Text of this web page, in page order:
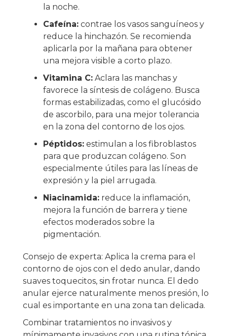
la noche.
Cafeína: contrae los vasos sanguíneos y
reduce la hinchazón. Se recomienda
aplicarla por la mañana para obtener
una mejora visible a corto plazo.
Vitamina C: Aclara las manchas y
favorece la síntesis de colágeno. Busca
formas estabilizadas, como el glucósido
de ascorbilo, para una mejor tolerancia
en la zona del contorno de los ojos.
Péptidos: estimulan a los fibroblastos
para que produzcan colágeno. Son
especialmente útiles para las líneas de
expresión y la piel arrugada.
Niacinamida: reduce la inflamación,
mejora la función de barrera y tiene
efectos moderados sobre la
pigmentación.
Consejo de experta: Aplica la crema para el
contorno de ojos con el dedo anular, dando
suaves toquecitos, sin frotar nunca. El dedo
anular ejerce naturalmente menos presión, lo
cual es importante en una zona tan delicada.
Combinar tratamientos no invasivos y